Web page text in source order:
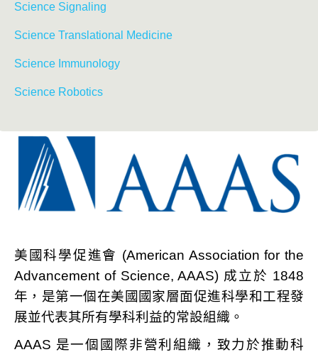
Science Signaling
Science Translational Medicine
Science Immunology
Science Robotics
美國科學促進會 (American Association for the
Advancement of Science, AAAS) 成立於 1848
年，是第一個在美國國家層面促進科學和工程發
展並代表其所有學科利益的常設組織。
AAAS 是一個國際非營利組織，致力於推動科